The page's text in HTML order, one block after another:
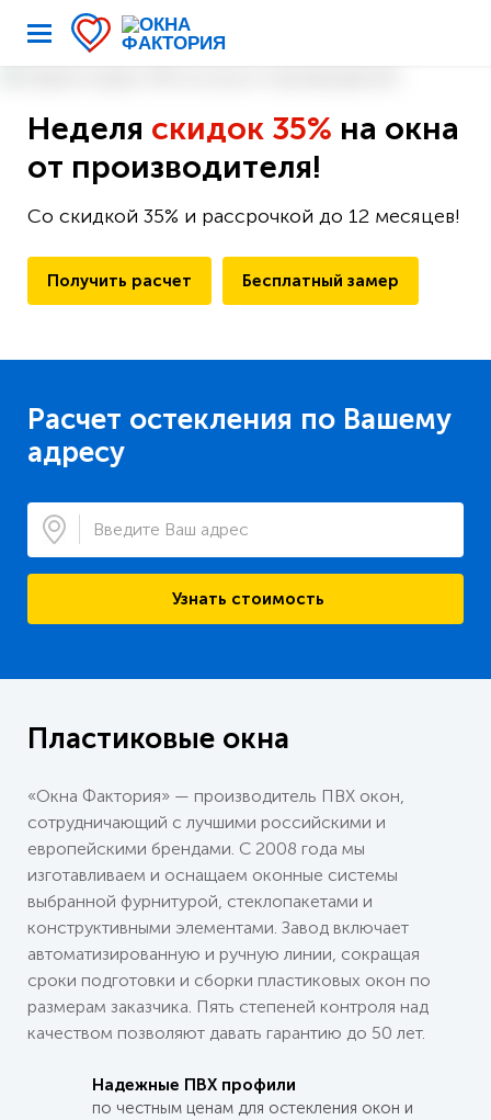
Неделя скидок 35% на окна
от производителя!
Со скидкой 35% и рассрочкой до 12 месяцев!
Получить расчет Бесплатный замер
Расчет остекления по Вашему
адресу
Узнать стоимость
Пластиковые окна
«Окна Фактория» — производитель ПВХ окон,
сотрудничающий с лучшими российскими и
европейскими брендами. С 2008 года мы
изготавливаем и оснащаем оконные системы
выбранной фурнитурой, стеклопакетами и
конструктивными элементами. Завод включает
автоматизированную и ручную линии, сокращая
сроки подготовки и сборки пластиковых окон по
размерам заказчика. Пять степеней контроля над
качеством позволяют давать гарантию до 50 лет.
Надежные ПВХ профили
по честным ценам для остекления окон и